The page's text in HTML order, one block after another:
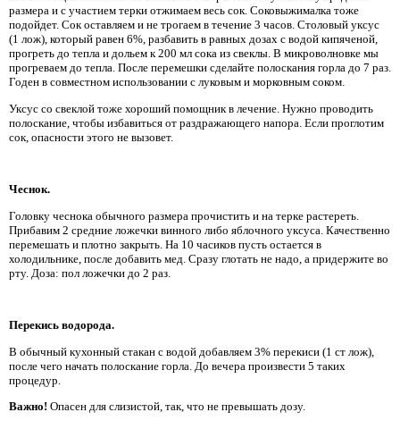
размера и с участием терки отжимаем весь сок. Соковыжималка тоже
подойдет. Сок оставляем и не трогаем в течение 3 часов. Столовый уксус
(1 лож), который равен 6%, разбавить в равных дозах с водой кипяченой,
прогреть до тепла и дольем к 200 мл сока из свеклы. В микроволновке мы
прогреваем до тепла. После перемешки сделайте полоскания горла до 7 раз.
Годен в совместном использовании с луковым и морковным соком.
Уксус со свеклой тоже хороший помощник в лечение. Нужно проводить
полоскание, чтобы избавиться от раздражающего напора. Если проглотим
сок, опасности этого не вызовет.
Чеснок.
Головку чеснока обычного размера прочистить и на терке растереть.
Прибавим 2 средние ложечки винного либо яблочного уксуса. Качественно
перемешать и плотно закрыть. На 10 часиков пусть остается в
холодильнике, после добавить мед. Сразу глотать не надо, а придержите во
рту. Доза: пол ложечки до 2 раз.
Перекись водорода.
В обычный кухонный стакан с водой добавляем 3% перекиси (1 ст лож),
после чего начать полоскание горла. До вечера произвести 5 таких
процедур.
Важно! Опасен для слизистой, так, что не превышать дозу.